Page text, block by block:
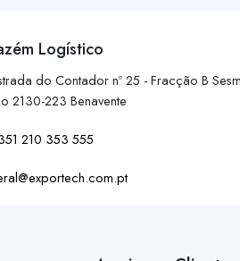
Logístico
do Contador nº 25 - Fracção B
2130-223 Benavente
210 353 555